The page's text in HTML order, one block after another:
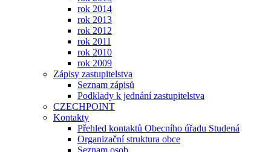
rok 2014
rok 2013
rok 2012
rok 2011
rok 2010
rok 2009
Zápisy zastupitelstva
Seznam zápisů
Podklady k jednání zastupitelstva
CZECHPOINT
Kontakty
Přehled kontaktů Obecního úřadu Studená
Organizační struktura obce
Seznam osob